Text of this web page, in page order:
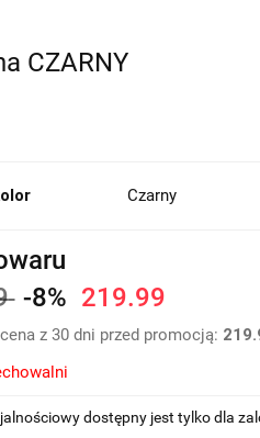
CZARNY
Czarny
-8% 219.99
z 30 dni przed promocją:
dostępny jest tylko dla